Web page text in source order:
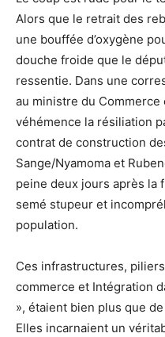
Alors que le retrait des
une bouffée d’oxygène
douche froide que le
ressentie. Dans une
au ministre du Commerce
véhémence la résiliation
contrat de construction
Sange/Nyamoma et
peine deux jours après la
semé stupeur et
population.
Ces infrastructures,
commerce et Intégration
», étaient bien plus que
Elles incarnaient un